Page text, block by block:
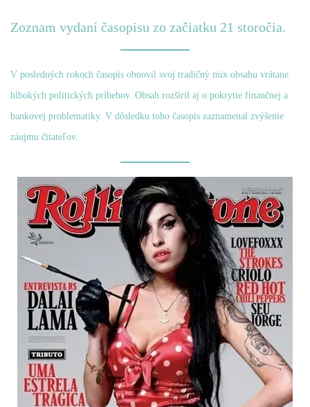
Zoznam vydaní časopisu zo začiatku 21 storočia.
V posledných rokoch časopis obnovil svoj tradičný mix obsahu vrátane
hlbokých politických príbehov. Obsah rozšíril aj o pokrytie finančnej a
bankovej problematiky. V dôsledku toho časopis zaznamenal zvýšenie
záujmu čitateľov.